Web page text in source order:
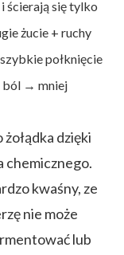
i ścierają się tylko
żucie + ruchy
połknięcie
ból → mniej
dzięki
chemicznego.
kwaśny, ze
nie może
lub